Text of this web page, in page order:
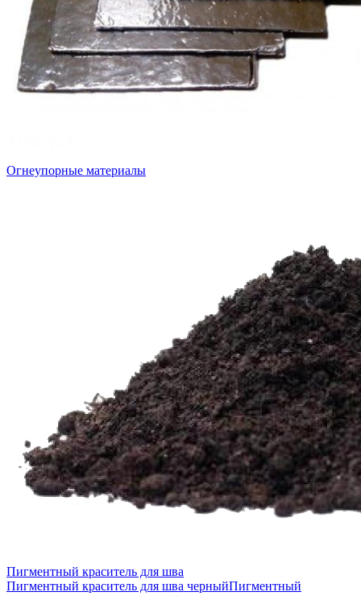
Огнеупорные материалы
Пигментный краситель для шва
Пигментный краситель для шва черныйПигментный